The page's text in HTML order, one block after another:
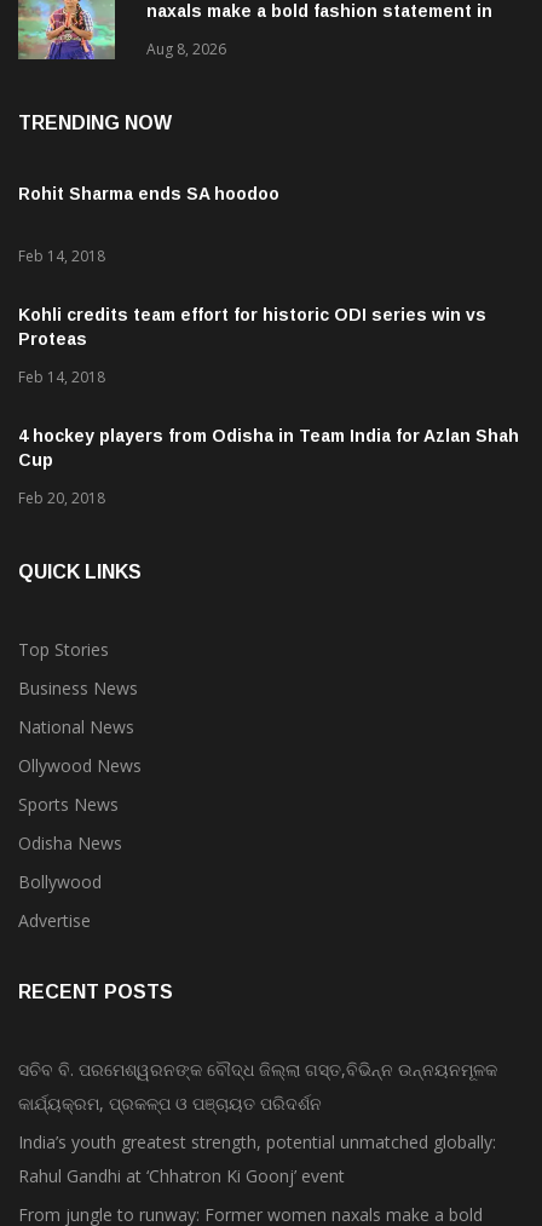
naxals make a bold fashion statement in
Aug 8, 2026
TRENDING NOW
Rohit Sharma ends SA hoodoo
Feb 14, 2018
Kohli credits team effort for historic ODI series win vs
Proteas
Feb 14, 2018
4 hockey players from Odisha in Team India for Azlan Shah
Cup
Feb 20, 2018
QUICK LINKS
Top Stories
Business News
National News
Ollywood News
Sports News
Odisha News
Bollywood
Advertise
RECENT POSTS
ସଚିବ ବି. ପରମେଶ୍ୱରନଙ୍କ ବୌଦ୍ଧ ଜିଲ୍ଲା ଗସ୍ତ,ବିଭିନ୍ନ ଉନ୍ନୟନମୂଳକ
କାର୍ଯ୍ୟକ୍ରମ, ପ୍ରକଳ୍ପ ଓ ପଞ୍ଚାୟତ ପରିଦର୍ଶନ
India’s youth greatest strength, potential unmatched globally:
Rahul Gandhi at ‘Chhatron Ki Goonj’ event
From jungle to runway: Former women naxals make a bold